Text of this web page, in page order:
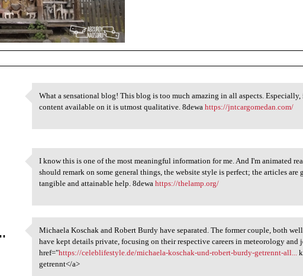
What a sensational blog! This
What a sensational blog! This blog is too much amazing in all aspects. Especially,
content available on it is utmost qualitative. 8dewahttps://jntcargomedan.com/
I know this is one of the
I know this is one of the most meaningful information for me. And I'm animated
should remark on some general things, the website style is perfect; the articles are
tangible and attainable help. 8dewahttps://thelamp.org/
Michaela Koschak and Robert
Michaela Koschak and Robert Burdy have separated. The former couple, both
have kept details private, focusing on their respective careers in meteorology and
href="https://celeblifestyle.de/michaela-koschak-und-robert-burdy-getrennt-all...
getrennt</a>